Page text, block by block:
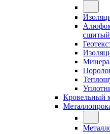
сшитый
Кровельный